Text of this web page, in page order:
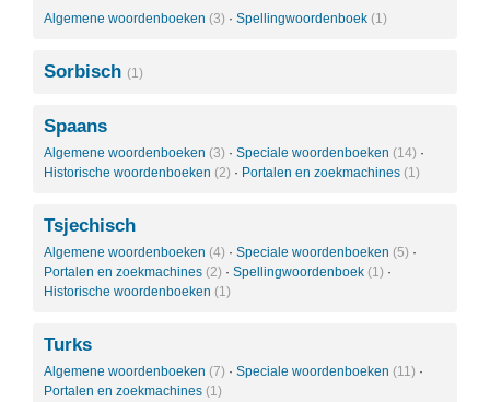
Algemene woordenboeken (3) · Spellingwoordenboek (1)
Sorbisch (1)
Spaans
Algemene woordenboeken (3) · Speciale woordenboeken (14) ·
Historische woordenboeken (2) · Portalen en zoekmachines (1)
Tsjechisch
Algemene woordenboeken (4) · Speciale woordenboeken (5) ·
Portalen en zoekmachines (2) · Spellingwoordenboek (1) ·
Historische woordenboeken (1)
Turks
Algemene woordenboeken (7) · Speciale woordenboeken (11) ·
Portalen en zoekmachines (1)